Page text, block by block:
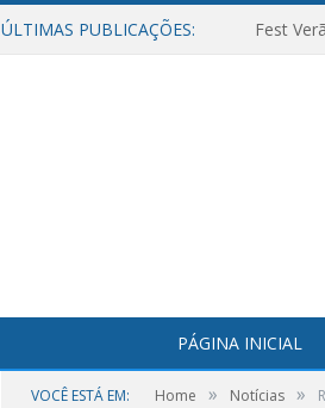
ÚLTIMAS PUBLICAÇÕES: Fest
PÁGINA INICIAL
VOCÊ ESTÁ EM: Home » Notícias »